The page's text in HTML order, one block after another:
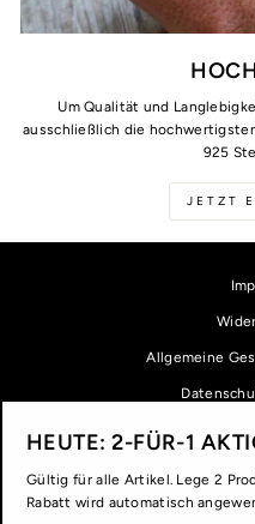
Um Qualität und
ausschließlich die
925
JETZT
Allgemeine
HEUTE: 2-FÜR-1
Gültig für alle Artikel. Lege 2
Rabatt wird automatisch